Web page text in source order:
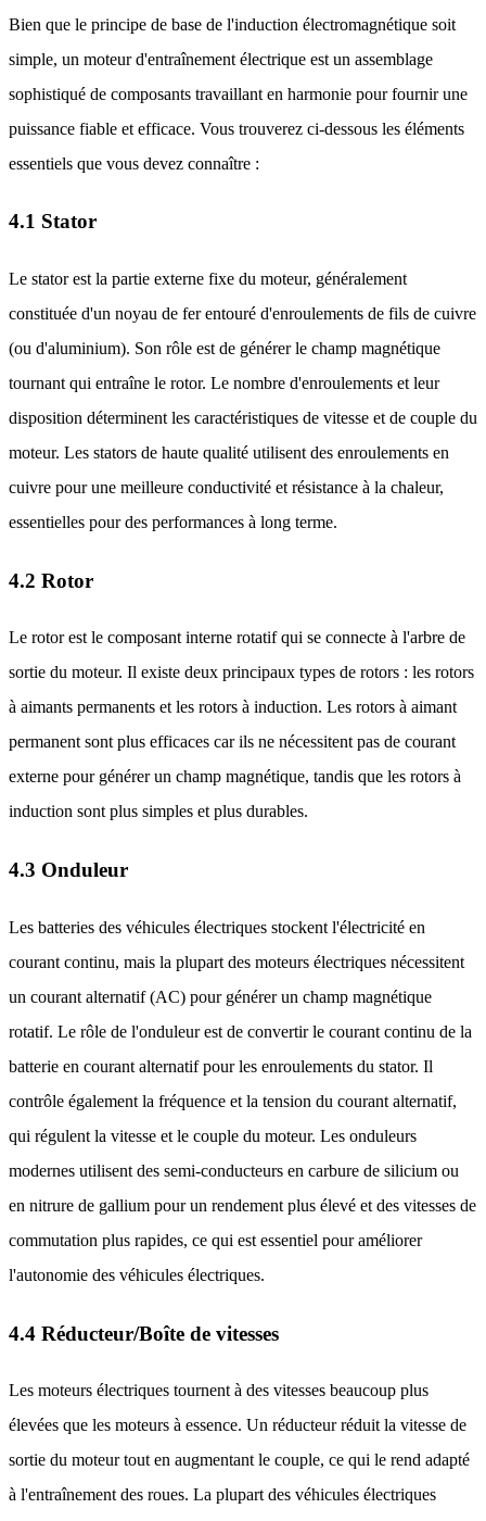
Bien que le principe de base de l'induction électromagnétique soit
simple, un moteur d'entraînement électrique est un assemblage
sophistiqué de composants travaillant en harmonie pour fournir une
puissance fiable et efficace. Vous trouverez ci-dessous les éléments
essentiels que vous devez connaître :
4.1 Stator
Le stator est la partie externe fixe du moteur, généralement
constituée d'un noyau de fer entouré d'enroulements de fils de cuivre
(ou d'aluminium). Son rôle est de générer le champ magnétique
tournant qui entraîne le rotor. Le nombre d'enroulements et leur
disposition déterminent les caractéristiques de vitesse et de couple du
moteur. Les stators de haute qualité utilisent des enroulements en
cuivre pour une meilleure conductivité et résistance à la chaleur,
essentielles pour des performances à long terme.
4.2 Rotor
Le rotor est le composant interne rotatif qui se connecte à l'arbre de
sortie du moteur. Il existe deux principaux types de rotors : les rotors
à aimants permanents et les rotors à induction. Les rotors à aimant
permanent sont plus efficaces car ils ne nécessitent pas de courant
externe pour générer un champ magnétique, tandis que les rotors à
induction sont plus simples et plus durables.
4.3 Onduleur
Les batteries des véhicules électriques stockent l'électricité en
courant continu, mais la plupart des moteurs électriques nécessitent
un courant alternatif (AC) pour générer un champ magnétique
rotatif. Le rôle de l'onduleur est de convertir le courant continu de la
batterie en courant alternatif pour les enroulements du stator. Il
contrôle également la fréquence et la tension du courant alternatif,
qui régulent la vitesse et le couple du moteur. Les onduleurs
modernes utilisent des semi-conducteurs en carbure de silicium ou
en nitrure de gallium pour un rendement plus élevé et des vitesses de
commutation plus rapides, ce qui est essentiel pour améliorer
l'autonomie des véhicules électriques.
4.4 Réducteur/Boîte de vitesses
Les moteurs électriques tournent à des vitesses beaucoup plus
élevées que les moteurs à essence. Un réducteur réduit la vitesse de
sortie du moteur tout en augmentant le couple, ce qui le rend adapté
à l'entraînement des roues. La plupart des véhicules électriques